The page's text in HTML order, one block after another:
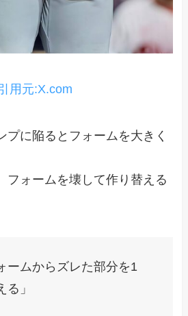
用元:X.com
プに陥るとフォームを大きく
フォームを壊して作り替える
ームからズレた部分を1
る」